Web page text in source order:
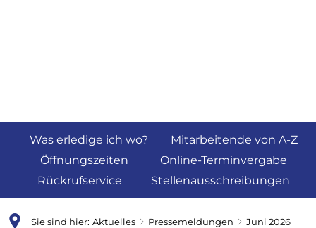
Was erledige ich wo?
Mitarbeitende von A-Z
Öffnungszeiten
Online-Terminvergabe
Rückrufservice
Stellenausschreibungen
Sie sind hier: Aktuelles Pressemeldungen
Juni 2026